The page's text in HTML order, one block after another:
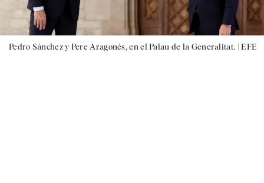
Pedro Sánchez y Pere Aragonés, en el Palau de la Generalitat. |EFE